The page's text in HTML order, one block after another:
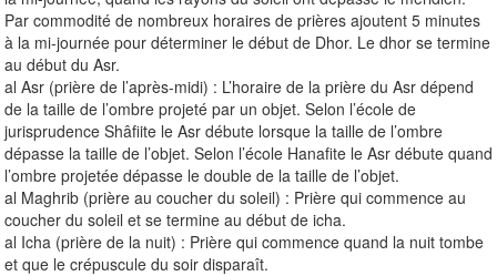
Par commodité de nombreux horaires de prières ajoutent 5 minutes
à la mi-journée pour déterminer le début de Dhor. Le dhor se termine
au début du Asr.
al Asr (prière de l’après-midi) : L’horaire de la prière du Asr dépend
de la taille de l’ombre projeté par un objet. Selon l’école de
jurisprudence Shâfiite le Asr débute lorsque la taille de l’ombre
dépasse la taille de l’objet. Selon l’école Hanafite le Asr débute quand
l’ombre projetée dépasse le double de la taille de l’objet.
al Maghrib (prière au coucher du soleil) : Prière qui commence au
coucher du soleil et se termine au début de icha.
al Icha (prière de la nuit) : Prière qui commence quand la nuit tombe
et que le crépuscule du soir disparaît.